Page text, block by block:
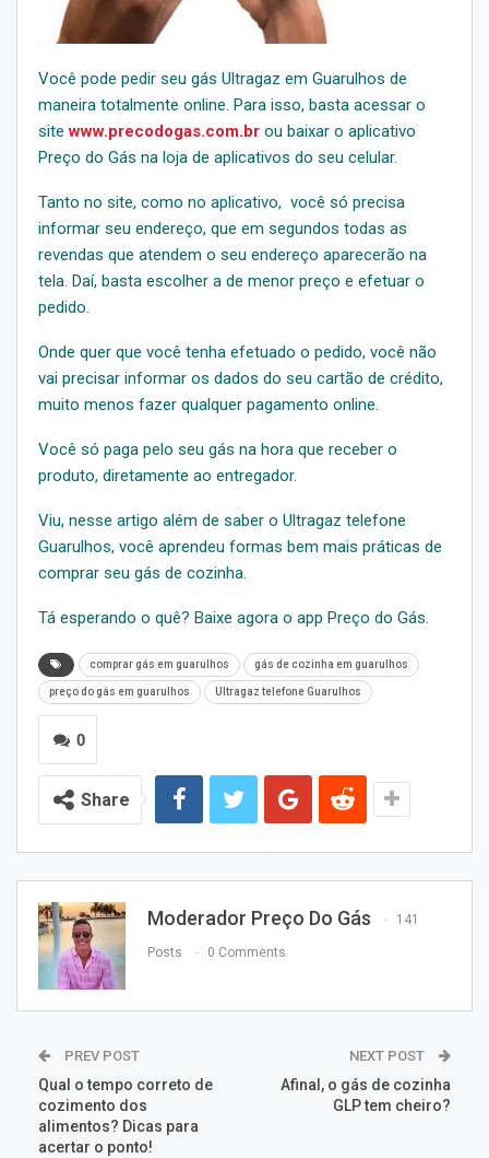
Você pode pedir seu gás Ultragaz em Guarulhos de
maneira totalmente online. Para isso, basta acessar o
sitewww.precodogas.com.br ou baixar o aplicativo
Preço do Gás na loja de aplicativos do seu celular.
Tanto no site, como no aplicativo, você só precisa
informar seu endereço, que em segundos todas as
revendas que atendem o seu endereço aparecerão na
tela. Daí, basta escolher a de menor preço e efetuar o
pedido.
Onde quer que você tenha efetuado o pedido, você não
vai precisar informar os dados do seu cartão de crédito,
muito menos fazer qualquer pagamento online.
Você só paga pelo seu gás na hora que receber o
produto, diretamente ao entregador.
Viu, nesse artigo além de saber o Ultragaz telefone
Guarulhos, você aprendeu formas bem mais práticas de
comprar seu gás de cozinha.
Tá esperando o quê? Baixe agora o app Preço do Gás.
comprar gás em guarulhos gás de cozinha em guarulhos
preço do gás em guarulhos Ultragaz telefone Guarulhos
0
Share
Moderador Preço Do Gás 141
Posts 0 Comments
PREV POST
Qual o tempo correto de
cozimento dos
alimentos? Dicas para
acertar o ponto!
NEXT POST
Afinal, o gás de cozinha
GLP tem cheiro?